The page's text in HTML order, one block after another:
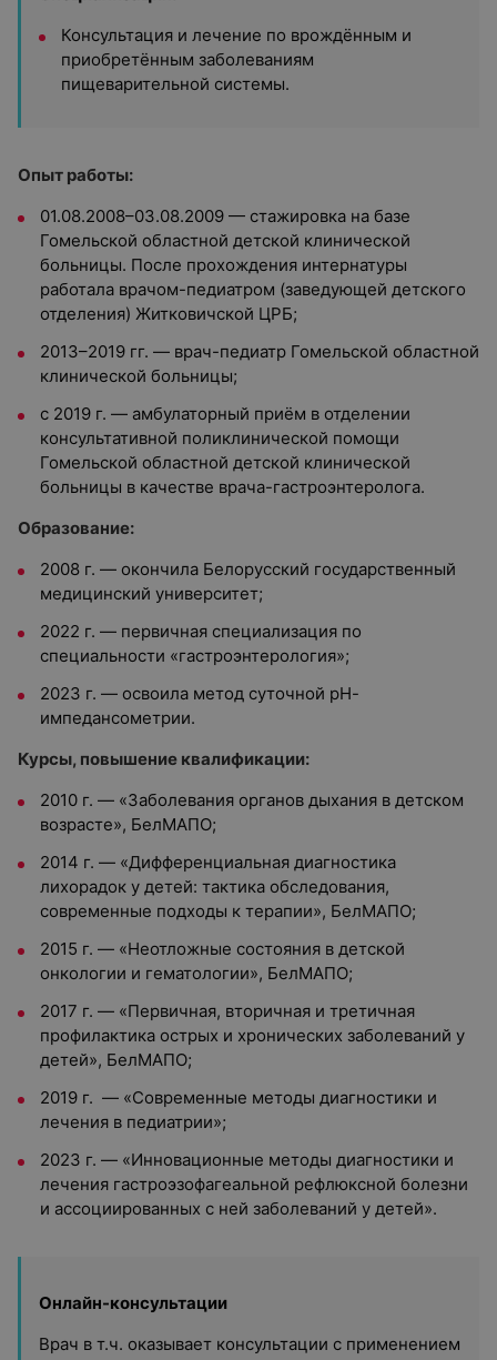
Консультация и лечение по врождённым и
приобретённым заболеваниям
пищеварительной системы.
Опыт работы:
01.08.2008–03.08.2009 — стажировка на базе
Гомельской областной детской клинической
больницы. После прохождения интернатуры
работала врачом-педиатром (заведующей детского
отделения) Житковичской ЦРБ;
2013–2019 гг. — врач-педиатр Гомельской областной
клинической больницы;
с 2019 г. — амбулаторный приём в отделении
консультативной поликлинической помощи
Гомельской областной детской клинической
больницы в качестве врача-гастроэнтеролога.
Образование:
2008 г. — окончила Белорусский государственный
медицинский университет;
2022 г. — первичная специализация по
специальности «гастроэнтерология»;
2023 г. — освоила метод суточной рН-
импедансометрии.
Курсы, повышение квалификации:
2010 г. — «Заболевания органов дыхания в детском
возрасте», БелМАПО;
2014 г. — «Дифференциальная диагностика
лихорадок у детей: тактика обследования,
современные подходы к терапии», БелМАПО;
2015 г. — «Неотложные состояния в детской
онкологии и гематологии», БелМАПО;
2017 г. — «Первичная, вторичная и третичная
профилактика острых и хронических заболеваний у
детей», БелМАПО;
2019 г. — «Современные методы диагностики и
лечения в педиатрии»;
2023 г. — «Инновационные методы диагностики и
лечения гастроэзофагеальной рефлюксной болезни
и ассоциированных с ней заболеваний у детей».
Онлайн-консультации
Врач в т.ч. оказывает консультации с применением